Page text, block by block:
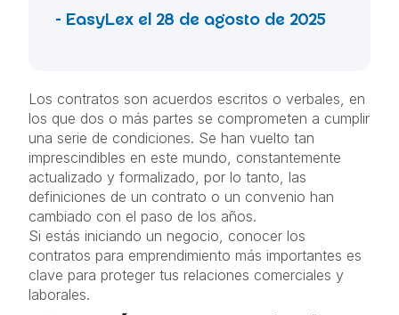
- EasyLex el 28 de agosto de 2025
Los contratos son acuerdos escritos o verbales, en
los que dos o más partes se comprometen a cumplir
una serie de condiciones. Se han vuelto tan
imprescindibles en este mundo, constantemente
actualizado y formalizado, por lo tanto, las
definiciones de un contrato o un convenio han
cambiado con el paso de los años.
Si estás iniciando un negocio, conocer los
contratos para emprendimiento más importantes es
clave para proteger tus relaciones comerciales y
laborales.